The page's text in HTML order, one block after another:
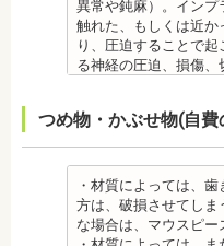
さらに、麻酔によって
虫歯・歯周病 ・矯正
ブラッシング（歯磨
め、虫歯や歯周炎の
を歯科医師より受けて
のケアをすることも
・矯正中に虫歯が悪
歯の治療をする、もし
して治療を行う必要
アレルギー材料を特定
い。矯正装置を装着
にアレルギー症状が
師の指示を仰いでくだ
・矯正をしたい箇所
・抜歯する場合は麻
は、成分に心拍数、血
あるため、心臓や血
と、動悸、血圧上昇
まる場合が多いです。
きにしみる「知覚過敏
すが、基本的には数
場合は、歯科医師に相
いるため、金属アレ
アレルギー材料を特
い。矯正装置を装着
にアレルギー症状が起
師の指示を仰いでくだ
抜歯・麻酔
異常や鈍麻）。インプ
触れた、もしくは近か
り、圧迫することで
る神経の圧迫、損傷
・上あごにインプラ
る場合があります。
膿症になる場合があ
ントを除去する場合
療には耳鼻咽喉科にて
す。
・インプラントは、
つめ物・かぶせ物(自
・材質によっては、
方は、破損させてしま
な場合は、マウスピー